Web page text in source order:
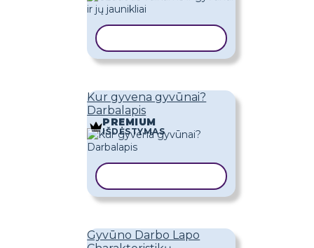
Kur gyvena gyvūnai?
Darbalapis
PREMIUM
IŠDĖSTYMAS
Gyvūno Darbo Lapo